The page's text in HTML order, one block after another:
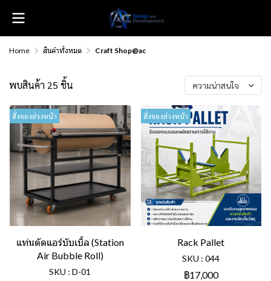
Home สินค้าทั้งหมด Craft Shop@ac
พบสินค้า 25 ชิ้น ความน่าสนใจ
สั่งจองล่วงหน้า
แท่นตัดแอร์บับเบิ้ล (Station
Air Bubble Roll)
SKU : D-01
สั่งจองล่วงหน้า
Rack Pallet
SKU : 044
฿17,000